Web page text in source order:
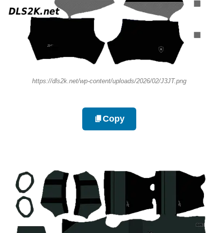
https://dls2k.net/wp-content/uploads/2026/02/J3JT.png
Copy